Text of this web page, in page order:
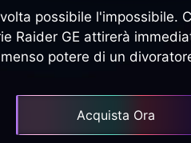
possibile l'impossibile.
Raider GE attirerà
potere di un
Acquista Ora